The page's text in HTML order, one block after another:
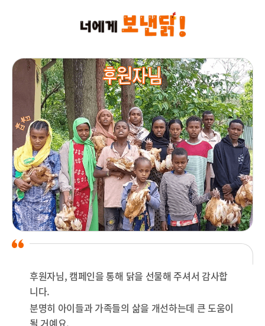
후원자님, 캠페인을 통해 닭을 선물해 주셔서 감사합
니다.
분명히 아이들과 가족들의 삶을 개선하는데 큰 도움이